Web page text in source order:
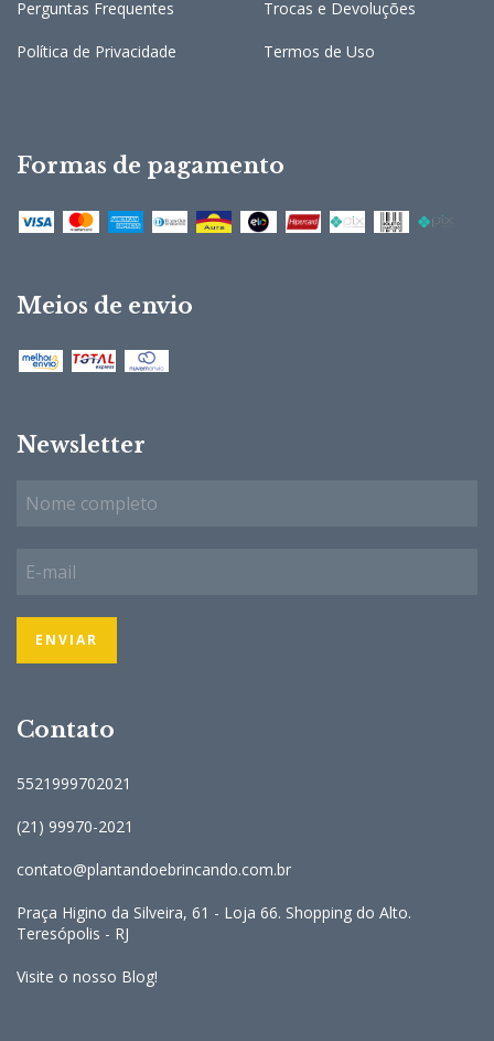
Perguntas Frequentes Trocas e Devoluções
Política de Privacidade Termos de Uso
Formas de pagamento
Meios de envio
Newsletter
Contato
5521999702021
(21) 99970-2021
contato@plantandoebrincando.com.br
Praça Higino da Silveira, 61 - Loja 66. Shopping do Alto.
Teresópolis - RJ
Visite o nosso Blog!